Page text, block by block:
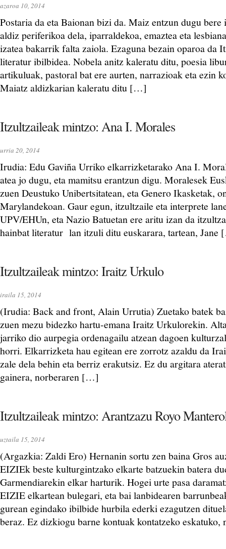
azaroa 10, 2014
Postaria da eta Baionan bizi da. Maiz entzun dugu bere
aldiz periferikoa dela, iparraldekoa, emaztea eta
izatea bakarrik falta zaiola. Ezaguna bezain oparoa da
literatur ibilbidea. Nobela anitz kaleratu ditu, poesia
artikuluak, pastoral bat ere aurten, narrazioak eta ezin
Maiatz aldizkarian kaleratu ditu […]
Itzultzaileak mintzo: Ana I. Morales
urria 20, 2014
Irudia: Edu Gaviña Urriko elkarrizketarako Ana I.
atea jo dugu, eta mamitsu erantzun digu. Moralesek
zuen Deustuko Unibertsitatean, eta Genero Ikasketak,
Marylandekoan. Gaur egun, itzultzaile eta interprete
UPV/EHUn, eta Nazio Batuetan ere aritu izan da
hainbat literatur lan itzuli ditu euskarara, tartean,
Itzultzaileak mintzo: Iraitz Urkulo
iraila 15, 2014
(Irudia: Back and front, Alain Urrutia) Zuetako batek
zuen mezu bidezko hartu-emana Iraitz Urkulorekin.
jarriko dio aurpegia ordenagailu atzean dagoen
horri. Elkarrizketa hau egitean ere zorrotz azaldu da
zale dela behin eta berriz erakutsiz. Ez du argitara
gainera, norberaren […]
Itzultzaileak mintzo: Arantzazu Royo
uztaila 15, 2014
(Argazkia: Zaldi Ero) Hernanin sortu zen baina Gros
EIZIEk beste kulturgintzako elkarte batzuekin batera
Garmendiarekin elkar harturik. Hogei urte pasa
EIZIE elkartean bulegari, eta bai lanbidearen
gurean egindako ibilbide hurbila ederki ezagutzen
beraz. Ez dizkiogu barne kontuak kontatzeko